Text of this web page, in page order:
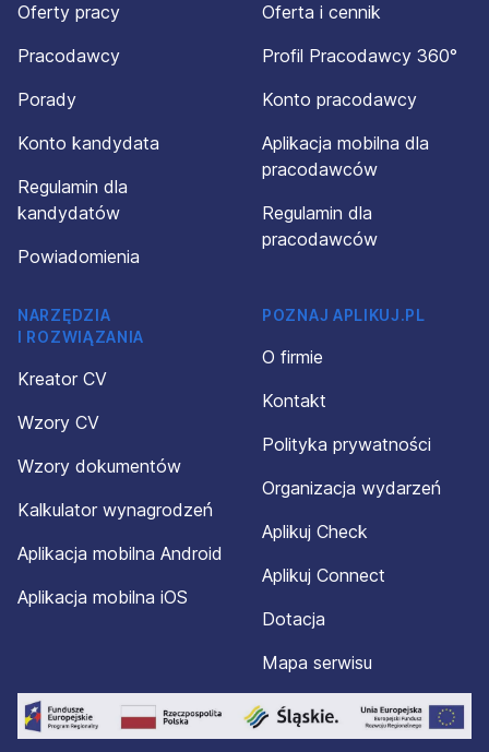
Oferty pracy
Pracodawcy
Porady
Konto kandydata
Regulamin dla
kandydatów
Powiadomienia
Oferta i cennik
Profil Pracodawcy 360°
Konto pracodawcy
Aplikacja mobilna dla
pracodawców
Regulamin dla
pracodawców
NARZĘDZIA
I ROZWIĄZANIA
Kreator CV
Wzory CV
Wzory dokumentów
Kalkulator wynagrodzeń
Aplikacja mobilna Android
Aplikacja mobilna iOS
POZNAJ APLIKUJ.PL
O firmie
Kontakt
Polityka prywatności
Organizacja wydarzeń
Aplikuj Check
Aplikuj Connect
Dotacja
Mapa serwisu